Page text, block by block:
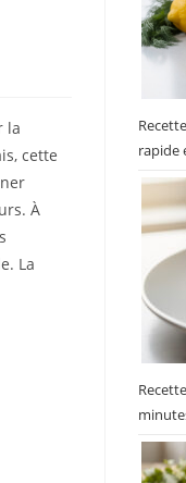
la
cette
À
La
rapide